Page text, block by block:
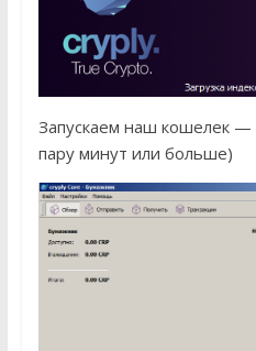
Запускаем наш кошелек —
пару минут или больше)